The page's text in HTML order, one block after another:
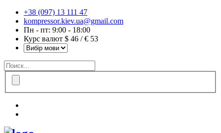
+38 (097) 13 111 47
kompressor.kiev.ua@gmail.com
Пн - пт: 9:00 - 18:00
Курс валют $ 46 / € 53